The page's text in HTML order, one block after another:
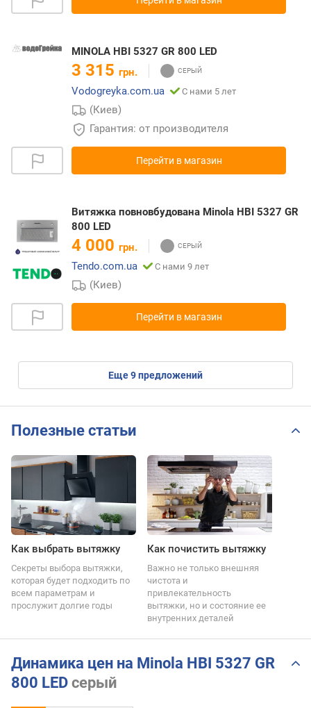
MINOLA HBI 5327 GR 800 LED
3 315 грн.
Vodogreyka.com.ua
С нами 5 лет
(Киев)
Гарантия: от производителя
Перейти в магазин
Витяжка повновбудована Minola HBI 5327 GR
800 LED
4 000 грн.
Tendo.com.ua
С нами 9 лет
(Киев)
Перейти в магазин
eще9предложений
Полезные статьи
Как выбрать вытяжку
Секреты выбора вытяжки,
которая будет подходить по
всем параметрам и
прослужит долгие годы
Как почистить вытяжку
Важно не только внешняя
чистота и
привлекательность
вытяжки, но и состояние ее
внутренних деталей
Динамика цен на Minola HBI 5327 GR
800 LED серый